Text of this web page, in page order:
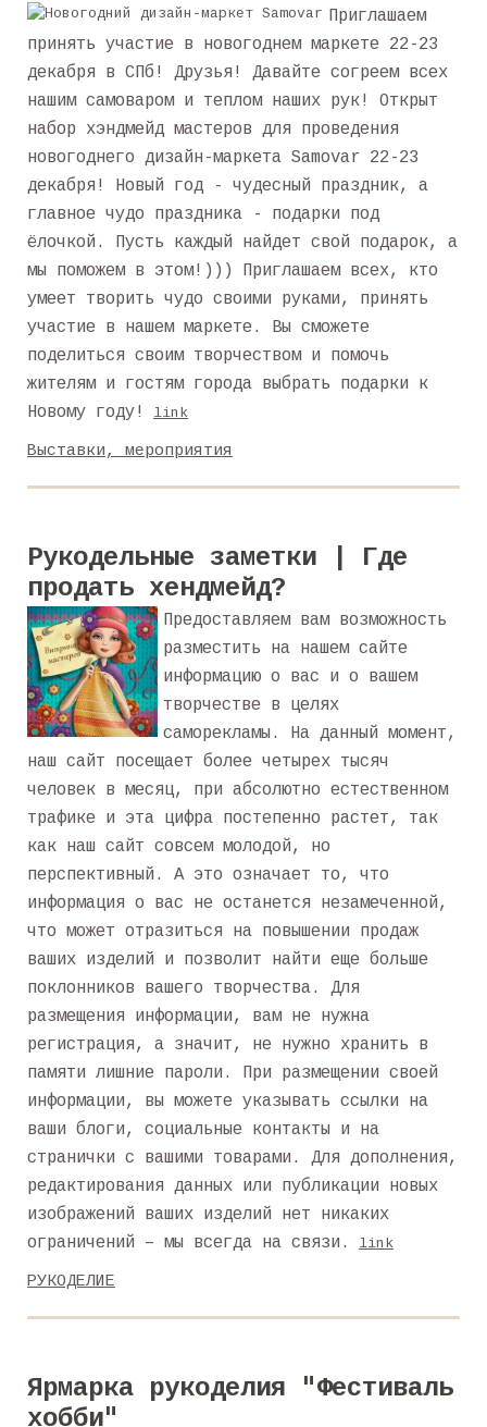
Приглашаем
принять участие в новогоднем маркете 22-23
декабря в СПб! Друзья! Давайте согреем всех
нашим самоваром и теплом наших рук! Открыт
набор хэндмейд мастеров для проведения
новогоднего дизайн-маркета Samovar 22-23
декабря! Новый год - чудесный праздник, а
главное чудо праздника - подарки под
ёлочкой. Пусть каждый найдет свой подарок, а
мы поможем в этом!))) Приглашаем всех, кто
умеет творить чудо своими руками, принять
участие в нашем маркете. Вы сможете
поделиться своим творчеством и помочь
жителям и гостям города выбрать подарки к
Новому году!
link
Выставки, мероприятия
Рукодельные заметки | Где
продать хендмейд?
Предоставляем вам возможность
разместить на нашем сайте
информацию о вас и о вашем
творчестве в целях
саморекламы. На данный момент,
наш сайт посещает более четырех тысяч
человек в месяц, при абсолютно естественном
трафике и эта цифра постепенно растет, так
как наш сайт совсем молодой, но
перспективный. А это означает то, что
информация о вас не останется незамеченной,
что может отразиться на повышении продаж
ваших изделий и позволит найти еще больше
поклонников вашего творчества. Для
размещения информации, вам не нужна
регистрация, а значит, не нужно хранить в
памяти лишние пароли. При размещении своей
информации, вы можете указывать ссылки на
ваши блоги, социальные контакты и на
странички с вашими товарами. Для дополнения,
редактирования данных или публикации новых
изображений ваших изделий нет никаких
ограничений – мы всегда на связи.
link
РУКОДЕЛИЕ
Ярмарка рукоделия "Фестиваль
хобби"